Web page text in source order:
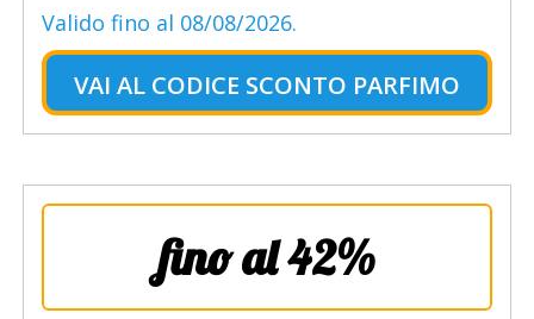
Valido fino al 08/08/2026.
VAI AL CODICE SCONTO PARFIMO
fino al 42%